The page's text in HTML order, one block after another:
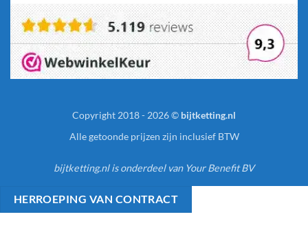
Copyright 2018 - 2026 © bijtketting.nl
Alle getoonde prijzen zijn inclusief BTW
bijtketting.nl is onderdeel van Your Benefit BV
HERROEPING VAN CONTRACT